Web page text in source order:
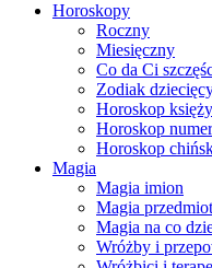
Horoskopy
Roczny
Miesięczny
Co da Ci
Zodiak
Horoskop
Horoskop
Horoskop
Magia
Magia imion
Magia
Magia na co
Wróżby i